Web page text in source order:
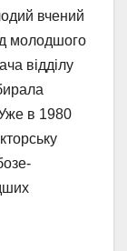
вчений
молодшого
відділу
в 1980